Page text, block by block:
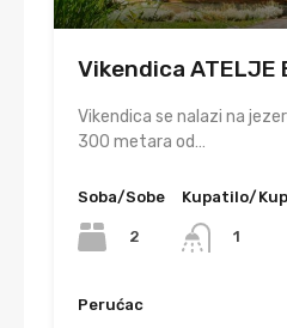
Vikendica ATELJE
Vikendica se nalazi na
300 metara od…
Soba/Sobe
2
Kupatilo/
1
Perućac